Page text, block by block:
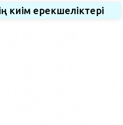
киім ерекшеліктері